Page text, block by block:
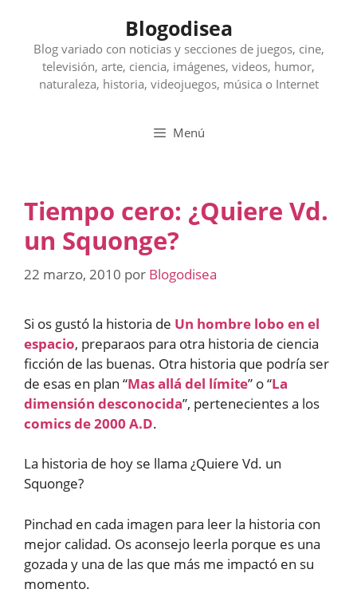
contenido
Blogodisea
Blog variado con noticias y secciones de juegos, cine,
televisión, arte, ciencia, imágenes, videos, humor,
naturaleza, historia, videojuegos, música o Internet
Menú
Tiempo cero: ¿Quiere Vd.
un Squonge?
22 marzo, 2010 por Blogodisea
Si os gustó la historia de Un hombre lobo en el
espacio, preparaos para otra historia de ciencia
ficción de las buenas. Otra historia que podría ser
de esas en plan “Mas allá del límite” o “La
dimensión desconocida”, pertenecientes a los
comics de 2000 A.D.
La historia de hoy se llama ¿Quiere Vd. un
Squonge?
Pinchad en cada imagen para leer la historia con
mejor calidad. Os aconsejo leerla porque es una
gozada y una de las que más me impactó en su
momento.